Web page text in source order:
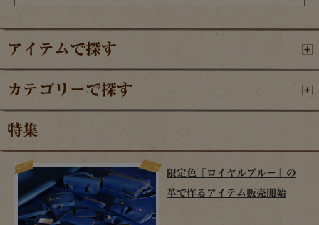
アイテムで探す
カテゴリーで探す
特集
限定色「ロイヤルブルー」の
革で作るアイテム販売開始